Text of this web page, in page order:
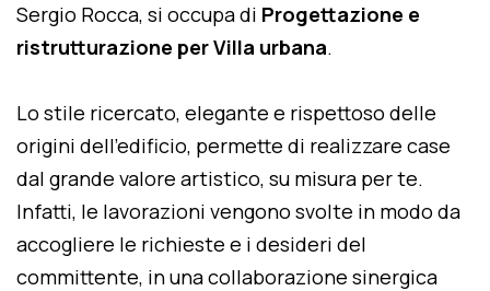
Sergio Rocca, si occupa di Progettazione e
ristrutturazione per Villa urbana.
Lo stile ricercato, elegante e rispettoso delle
origini dell'edificio, permette di realizzare case
dal grande valore artistico, su misura per te.
Infatti, le lavorazioni vengono svolte in modo da
accogliere le richieste e i desideri del
committente, in una collaborazione sinergica